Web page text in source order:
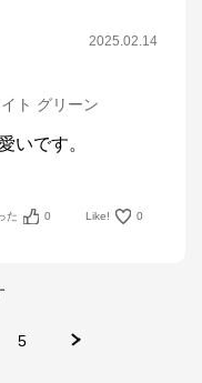
2025.02.14
ト グリーン
いです。
た 0 Like! 0
5